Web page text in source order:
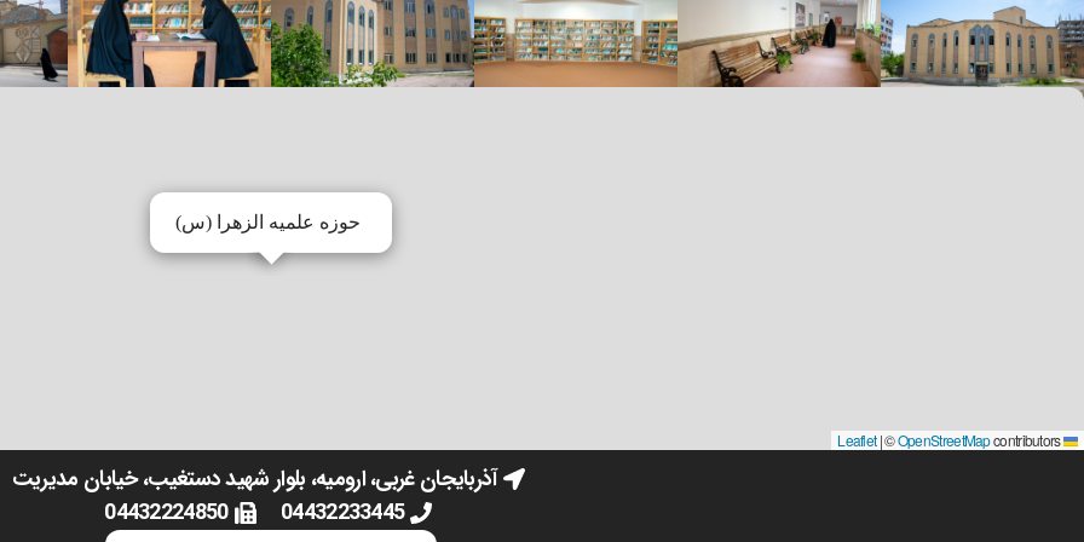
حوزه علمیه الزهرا (س)
Leaflet
|©OpenStreetMapcontributors
آذربایجان غربی، اروميه، بلوار شهید دستغیب، خیابان مدیریت
04432233445
04432224850